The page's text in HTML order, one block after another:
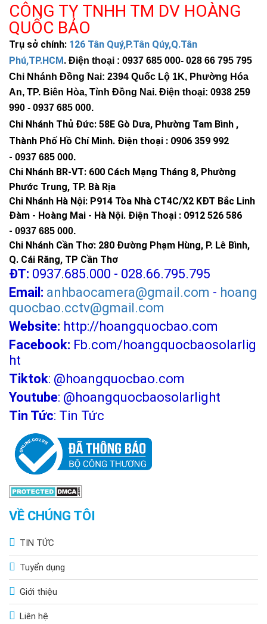
CÔNG TY TNHH TM DV HOÀNG
QUỐC BẢO
Trụ sở chính: 126 Tân Quý,P.Tân Qúy,Q.Tân
Phú,TP.HCM. Điện thoại : 0937 685 000- 028 66 795 795
Chi Nhánh Đồng Nai: 2394 Quốc Lộ 1K, Phường Hóa
An, TP. Biên Hòa, Tỉnh Đồng Nai. Điện thoại: 0938 259
990 - 0937 685 000.
Chi Nhánh Thủ Đức: 58E Gò Dưa, Phường Tam Bình ,
Thành Phố Hồ Chí Minh. Điện thoại : 0906 359 992
- 0937 685 000.
Chi Nhánh BR-VT: 600 Cách Mạng Tháng 8, Phường
Phước Trung, TP. Bà Rịa
Chi Nhánh Hà Nội: P914 Tòa Nhà CT4C/X2 KĐT Bắc Linh
Đàm - Hoàng Mai - Hà Nội. Điện Thoại : 0912 526 586
- 0937 685 000.
Chi Nhánh Cần Thơ: 280 Đường Phạm Hùng, P. Lê Bình,
Q. Cái Răng, TP Cần Thơ
ĐT: 0937.685.000 - 028.66.795.795
Email: anhbaocamera@gmail.com - hoang
quocbao.cctv@gmail.com
Website: http://hoangquocbao.com
Facebook: Fb.com/hoangquocbaosolarlig
ht
Tiktok: @hoangquocbao.com
Youtube: @hoangquocbaosolarlight
Tin Tức: Tin Tức
VỀ CHÚNG TÔI
TIN TỨC
Tuyển dụng
Giới thiệu
Liên hệ